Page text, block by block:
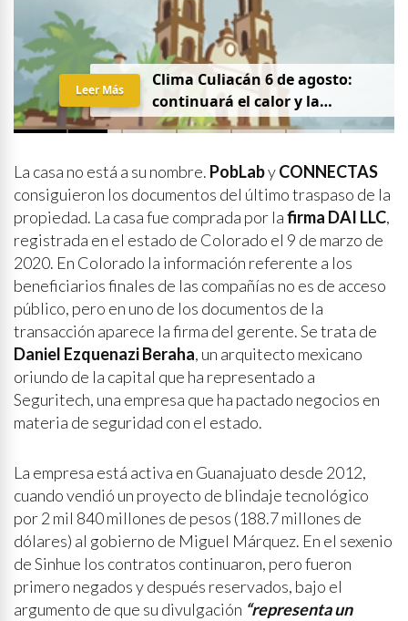
Clima Culiacán 6 de agosto:
continuará el calor y la
probabilidad de lluvia
Leer Más
La casa no está a su nombre. PobLabyCONNECTAS
consiguieron los documentos del último traspaso de la
propiedad. La casa fue comprada por lafirma DAI LLC,
registrada en el estado de Colorado el 9 de marzo de
2020. En Colorado la información referente a los
beneficiarios finales de las compañías no es de acceso
público, pero en uno de los documentos de la
transacción aparece la firma del gerente. Se trata de
Daniel Ezquenazi Beraha, un arquitecto mexicano
oriundo de la capital que ha representado a
Seguritech, una empresa que ha pactado negocios en
materia de seguridad con el estado.
La empresa está activa en Guanajuato desde 2012,
cuando vendió un proyecto de blindaje tecnológico
por 2 mil 840 millones de pesos (188.7 millones de
dólares) al gobierno de Miguel Márquez. En el sexenio
de Sinhue los contratos continuaron, pero fueron
primero negados y después reservados, bajo el
argumento de que su divulgación “representa un